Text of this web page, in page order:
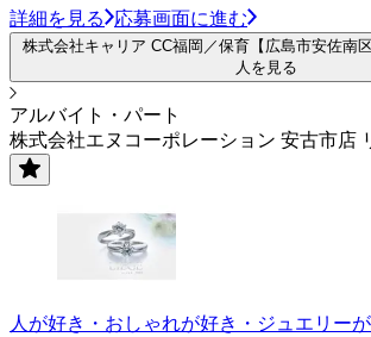
詳細を見る 応募画面に進む
株式会社キャリア CC福岡／保育【広島市安佐南
人を見る
アルバイト・パート
株式会社エヌコーポレーション 安古市店
人が好き・おしゃれが好き・ジュエリー